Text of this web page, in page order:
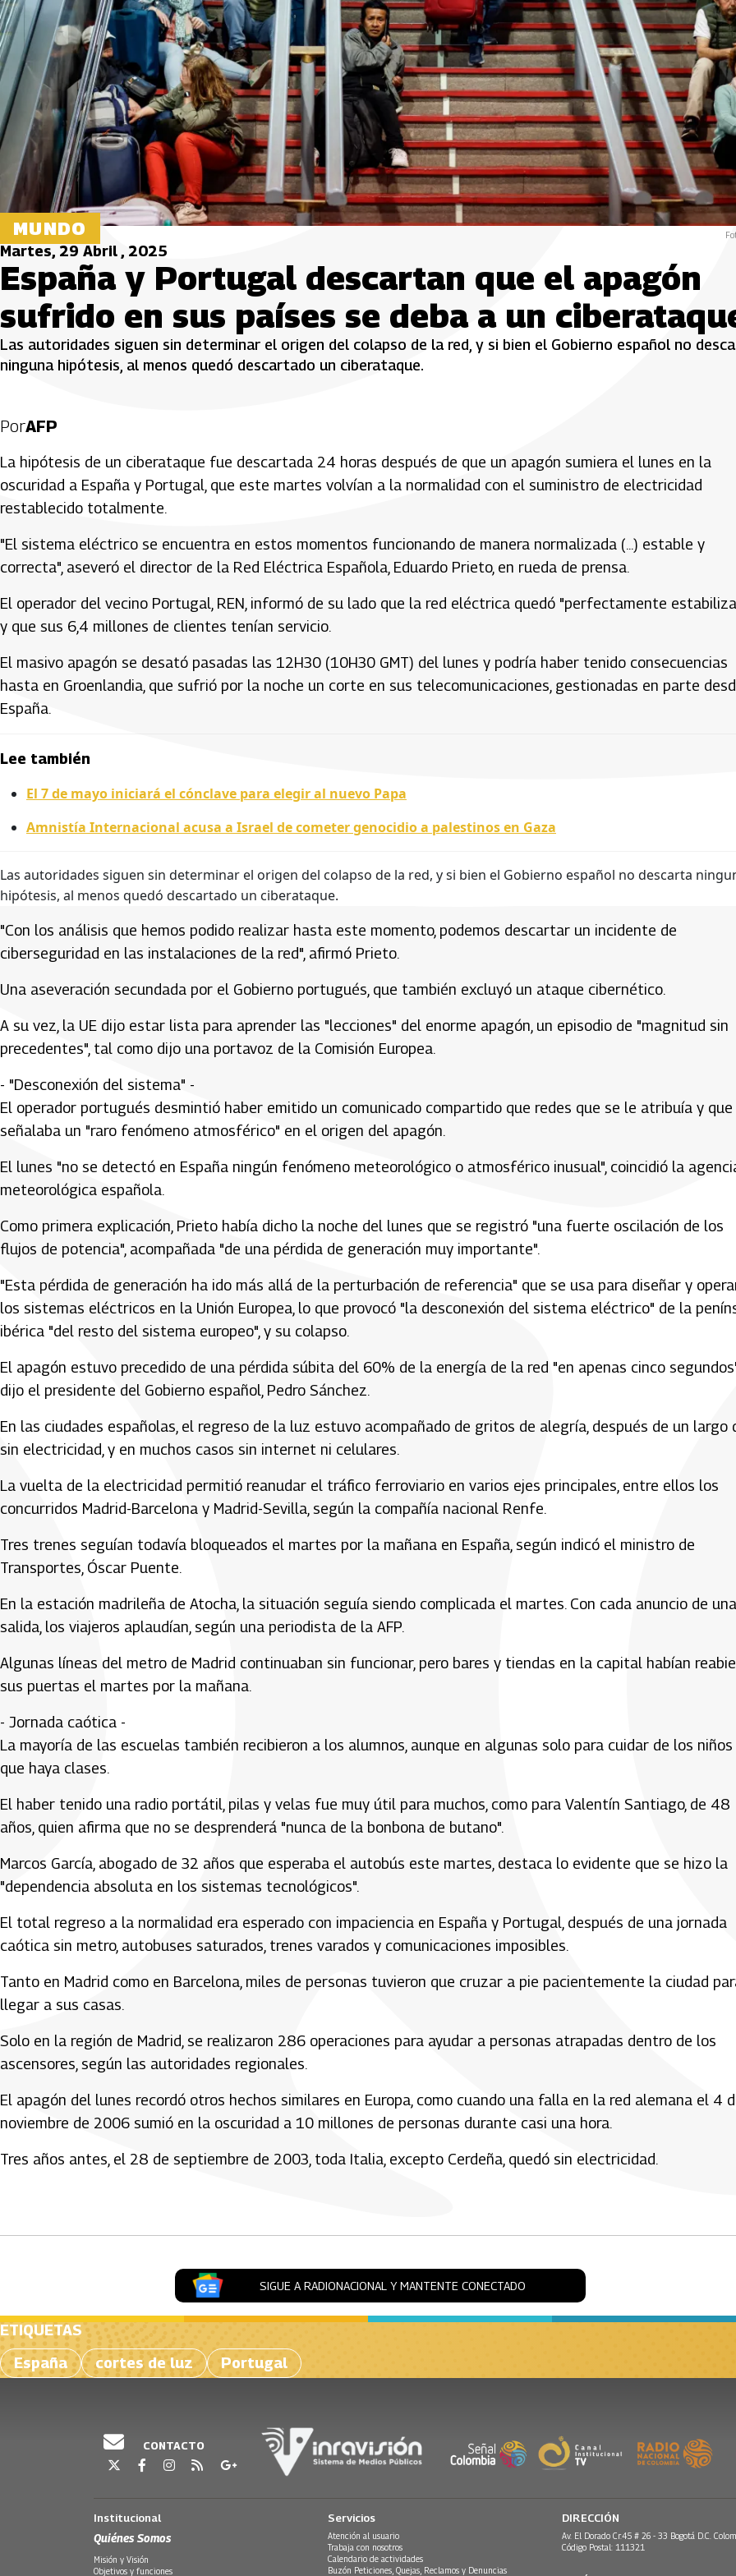
MUNDO
Martes, 29 Abril , 2025
España y Portugal descartan que el apagón
sufrido en sus países se deba a un
Las autoridades siguen sin determinar el origen del colapso de la red, y si bien el Gobierno español no
ninguna hipótesis, al menos quedó descartado un ciberataque.
PorAFP
La hipótesis de un ciberataque fue descartada 24 horas después de que un apagón sumiera el lunes en la
oscuridad a España y Portugal, que este martes volvían a la normalidad con el suministro de electricidad
restablecido totalmente.
"El sistema eléctrico se encuentra en estos momentos funcionando de manera normalizada (...) estable y
correcta", aseveró el director de la Red Eléctrica Española, Eduardo Prieto, en rueda de prensa.
El operador del vecino Portugal, REN, informó de su lado que la red eléctrica quedó "perfectamente
y que sus 6,4 millones de clientes tenían servicio.
El masivo apagón se desató pasadas las 12H30 (10H30 GMT) del lunes y podría haber tenido consecuencias
hasta en Groenlandia, que sufrió por la noche un corte en sus telecomunicaciones, gestionadas en parte
España.
Lee también
El 7 de mayo iniciará el cónclave para elegir al nuevo Papa
Amnistía Internacional acusa a Israel de cometer genocidio a palestinos en Gaza
Las autoridades siguen sin determinar el origen del colapso de la red, y si bien el Gobierno español no descarta
hipótesis, al menos quedó descartado un ciberataque.
"Con los análisis que hemos podido realizar hasta este momento, podemos descartar un incidente de
ciberseguridad en las instalaciones de la red", afirmó Prieto.
Una aseveración secundada por el Gobierno portugués, que también excluyó un ataque cibernético.
A su vez, la UE dijo estar lista para aprender las "lecciones" del enorme apagón, un episodio de "magnitud sin
precedentes", tal como dijo una portavoz de la Comisión Europea.
- "Desconexión del sistema" -
El operador portugués desmintió haber emitido un comunicado compartido que redes que se le atribuía y que
señalaba un "raro fenómeno atmosférico" en el origen del apagón.
El lunes "no se detectó en España ningún fenómeno meteorológico o atmosférico inusual", coincidió la
meteorológica española.
Como primera explicación, Prieto había dicho la noche del lunes que se registró "una fuerte oscilación de los
flujos de potencia", acompañada "de una pérdida de generación muy importante".
"Esta pérdida de generación ha ido más allá de la perturbación de referencia" que se usa para diseñar y
los sistemas eléctricos en la Unión Europea, lo que provocó "la desconexión del sistema eléctrico" de la
ibérica "del resto del sistema europeo", y su colapso.
El apagón estuvo precedido de una pérdida súbita del 60% de la energía de la red "en apenas cinco
dijo el presidente del Gobierno español, Pedro Sánchez.
En las ciudades españolas, el regreso de la luz estuvo acompañado de gritos de alegría, después de un largo
sin electricidad, y en muchos casos sin internet ni celulares.
La vuelta de la electricidad permitió reanudar el tráfico ferroviario en varios ejes principales, entre ellos los
concurridos Madrid-Barcelona y Madrid-Sevilla, según la compañía nacional Renfe.
Tres trenes seguían todavía bloqueados el martes por la mañana en España, según indicó el ministro de
Transportes, Óscar Puente.
En la estación madrileña de Atocha, la situación seguía siendo complicada el martes. Con cada anuncio de una
salida, los viajeros aplaudían, según una periodista de la AFP.
Algunas líneas del metro de Madrid continuaban sin funcionar, pero bares y tiendas en la capital habían
sus puertas el martes por la mañana.
- Jornada caótica -
La mayoría de las escuelas también recibieron a los alumnos, aunque en algunas solo para cuidar de los niños
que haya clases.
El haber tenido una radio portátil, pilas y velas fue muy útil para muchos, como para Valentín Santiago, de 48
años, quien afirma que no se desprenderá "nunca de la bonbona de butano".
Marcos García, abogado de 32 años que esperaba el autobús este martes, destaca lo evidente que se hizo la
"dependencia absoluta en los sistemas tecnológicos".
El total regreso a la normalidad era esperado con impaciencia en España y Portugal, después de una jornada
caótica sin metro, autobuses saturados, trenes varados y comunicaciones imposibles.
Tanto en Madrid como en Barcelona, miles de personas tuvieron que cruzar a pie pacientemente la ciudad
llegar a sus casas.
Solo en la región de Madrid, se realizaron 286 operaciones para ayudar a personas atrapadas dentro de los
ascensores, según las autoridades regionales.
El apagón del lunes recordó otros hechos similares en Europa, como cuando una falla en la red alemana el 4
noviembre de 2006 sumió en la oscuridad a 10 millones de personas durante casi una hora.
Tres años antes, el 28 de septiembre de 2003, toda Italia, excepto Cerdeña, quedó sin electricidad.
SIGUE A RADIONACIONAL Y MANTENTE CONECTADO
ETIQUETAS
España
cortes de luz Portugal
CONTACTO
Institucional
Quiénes Somos
Misión y Visión
Objetivos y funciones
Servicios
Atención al usuario
Trabaja con nosotros
Calendario de actividades
Buzón Peticiones, Quejas, Reclamos y Denuncias
DIRECCIÓN
Av. El Dorado Cr.45 # 26 - 33 Bogotá D.C.
Código Postal: 111321